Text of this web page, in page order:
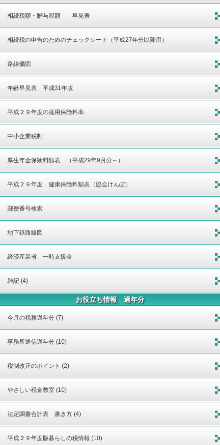
相続税額・贈与税額 早見表
相続税の申告のためのチェックシート（平成27年分以降用）
路線価図
年齢早見表 平成31年版
平成２９年度の雇用保険料率
中小企業税制
厚生年金保険料額表 （平成29年9月分～）
平成２９年度 健康保険料額表（協会けんぽ）
郵便番号検索
地下鉄路線図
経済産業省 一時支援金
雑記 (4)
お役立ち情報 過年分
今月の税務過年分 (7)
事務所通信過年分 (10)
税制改正のポイント (2)
やさしい税金教室 (10)
法定調書合計表 書き方 (4)
平成２９年度版暮らしの税情報 (10)